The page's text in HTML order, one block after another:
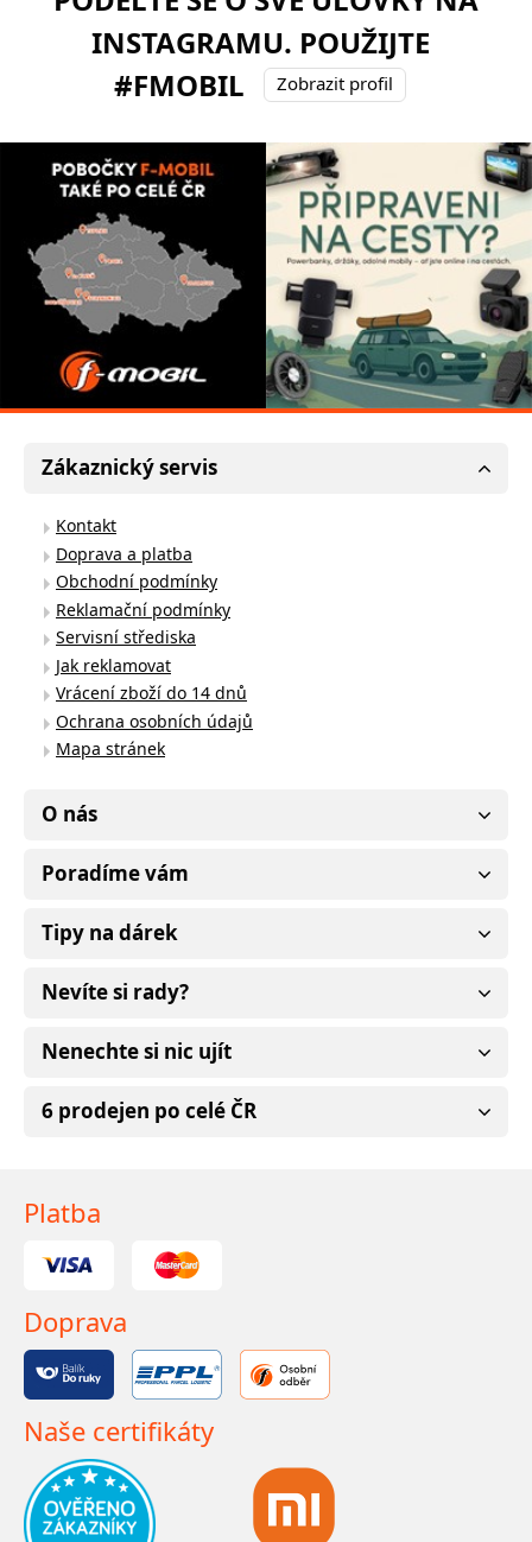
INSTAGRAMU. POUŽIJTE
#FMOBIL
Zobrazit profil
Zákaznický servis
Kontakt
Doprava a platba
Obchodní podmínky
Reklamační podmínky
Servisní střediska
Jak reklamovat
Vrácení zboží do 14 dnů
Ochrana osobních údajů
Mapa stránek
O nás
Poradíme vám
Tipy na dárek
Nevíte si rady?
Nenechte si nic ujít
6 prodejen po celé ČR
Platba
Doprava
Naše certifikáty